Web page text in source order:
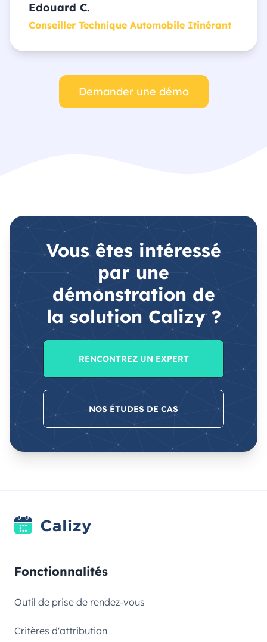
Edouard C.
Conseiller Technique Automobile Itinérant
Demander une démo
Vous êtes intéressé
par une
démonstration de
la solution Calizy ?
RENCONTREZ UN EXPERT
NOS ÉTUDES DE CAS
Fonctionnalités
Outil de prise de rendez-vous
Critères d'attribution